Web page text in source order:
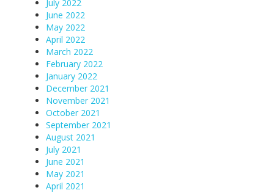
July 2022
June 2022
May 2022
April 2022
March 2022
February 2022
January 2022
December 2021
November 2021
October 2021
September 2021
August 2021
July 2021
June 2021
May 2021
April 2021